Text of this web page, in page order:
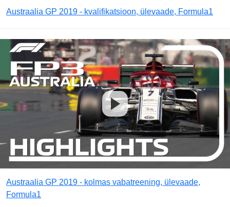
Austraalia GP 2019 - kvalifikatsioon, ülevaade, Formula1
Austraalia GP 2019 - kolmas vabatreening, ülevaade,
Formula1